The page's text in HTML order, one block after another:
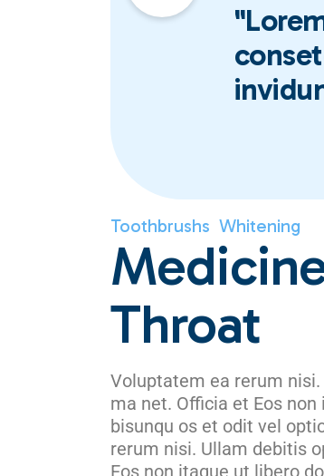
Toothbrushs Whitening
Throat
Voluptatem ea rerum
ma net. Officia et Eos
bisunqu os et odit vel
rerum nisi. Ullam debitis
Eos non itaque ut libero